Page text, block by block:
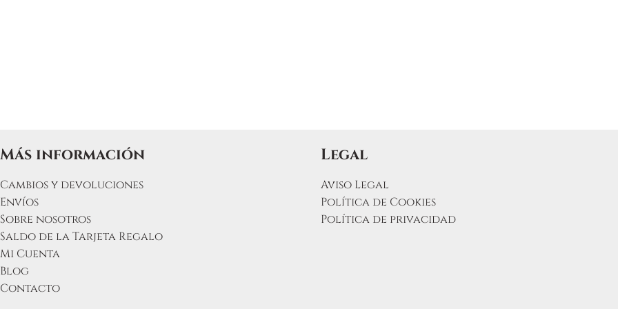
Más información
Cambios y devoluciones
Envíos
Sobre nosotros
Saldo de la Tarjeta Regalo
Mi Cuenta
Blog
Contacto
Legal
Aviso Legal
Política de Cookies
Política de privacidad